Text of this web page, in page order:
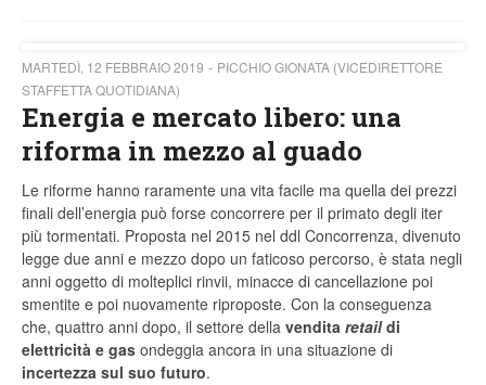
MARTEDÌ, 12 FEBBRAIO 2019
PICCHIO GIONATA (VICEDIRETTORE
STAFFETTA QUOTIDIANA)
Energia e mercato libero: una
riforma in mezzo al guado
Le riforme hanno raramente una vita facile ma quella dei prezzi
finali dell’energia può forse concorrere per il primato degli iter
più tormentati. Proposta nel 2015 nel ddl Concorrenza, divenuto
legge due anni e mezzo dopo un faticoso percorso, è stata negli
anni oggetto di molteplici rinvii, minacce di cancellazione poi
smentite e poi nuovamente riproposte. Con la conseguenza
che, quattro anni dopo, il settore della vendita retaildi
elettricità e gas ondeggia ancora in una situazione di
incertezza sul suo futuro.